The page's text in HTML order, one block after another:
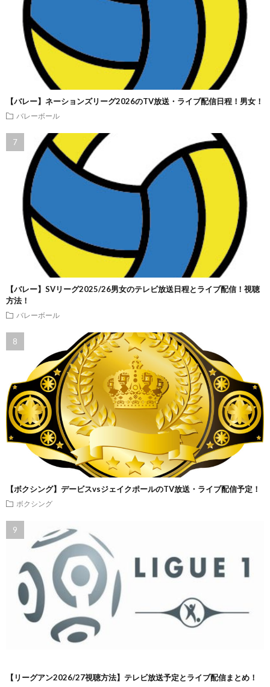
【バレー】ネーションズリーグ2026のTV放送・ライブ配信日程！男女！
バレーボール
【バレー】SVリーグ2025/26男女のテレビ放送日程とライブ配信！視聴
方法！
バレーボール
【ボクシング】デービスvsジェイクポールのTV放送・ライブ配信予定！
ボクシング
【リーグアン2026/27視聴方法】テレビ放送予定とライブ配信まとめ！